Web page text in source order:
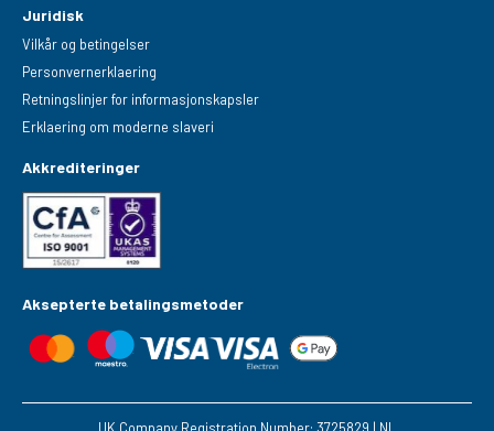
Juridisk
Vilkår og betingelser
Personvernerklaering
Retningslinjer for informasjonskapsler
Erklaering om moderne slaveri
Akkrediteringer
Aksepterte betalingsmetoder